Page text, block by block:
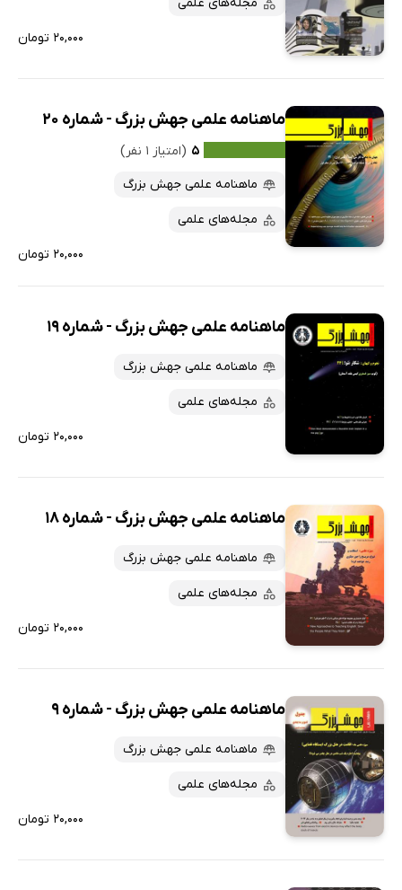
۲۰,۰۰۰ تومان
ماهنامه علمی جهش بزرگ - شماره 20
۵ (امتیاز ۱ نفر)
ماهنامه علمی جهش بزرگ
مجله‌های علمی
۲۰,۰۰۰ تومان
ماهنامه علمی جهش بزرگ - شماره 19
ماهنامه علمی جهش بزرگ
مجله‌های علمی
۲۰,۰۰۰ تومان
ماهنامه علمی جهش بزرگ - شماره 18
ماهنامه علمی جهش بزرگ
مجله‌های علمی
۲۰,۰۰۰ تومان
ماهنامه علمی جهش بزرگ - شماره 9
ماهنامه علمی جهش بزرگ
مجله‌های علمی
۲۰,۰۰۰ تومان